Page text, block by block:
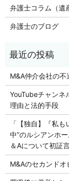
弁護士コラム（遺
弁護士のブログ
M&A仲介会社の
YouTubeチャンネ
理由と法的手段
「【独自】『私
中”のルシアンホ
＆Aについて初証
M&Aのセカンドオ